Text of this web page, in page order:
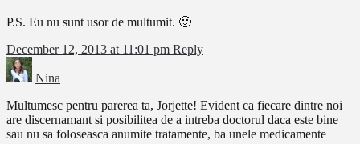
P.S. Eu nu sunt usor de multumit. 🙂
December 12, 2013 at 11:01 pm Reply
Nina
Multumesc pentru parerea ta, Jorjette! Evident ca fiecare dintre noi
are discernamant si posibilitea de a intreba doctorul daca este bine
sau nu sa foloseasca anumite tratamente, ba unele medicamente